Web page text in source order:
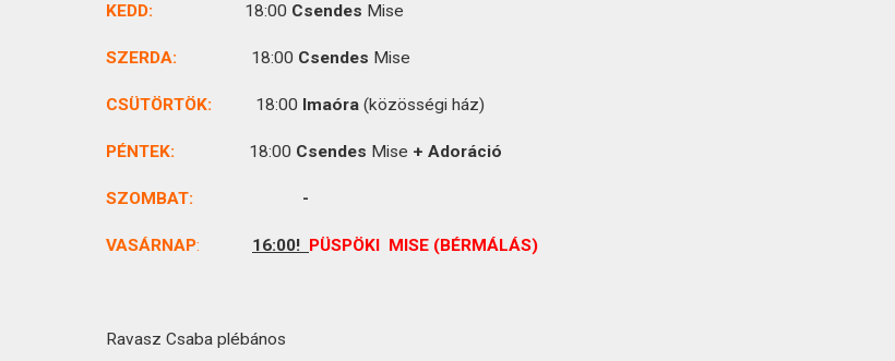
KEDD: 18:00 Csendes Mise
SZERDA: 18:00 Csendes Mise
CSÜTÖRTÖK: 18:00 Imaóra (közösségi ház)
PÉNTEK: 18:00 Csendes Mise + Adoráció
SZOMBAT: -
VASÁRNAP: 16:00! PÜSPÖKI MISE (BÉRMÁLÁS)
Ravasz Csaba plébános